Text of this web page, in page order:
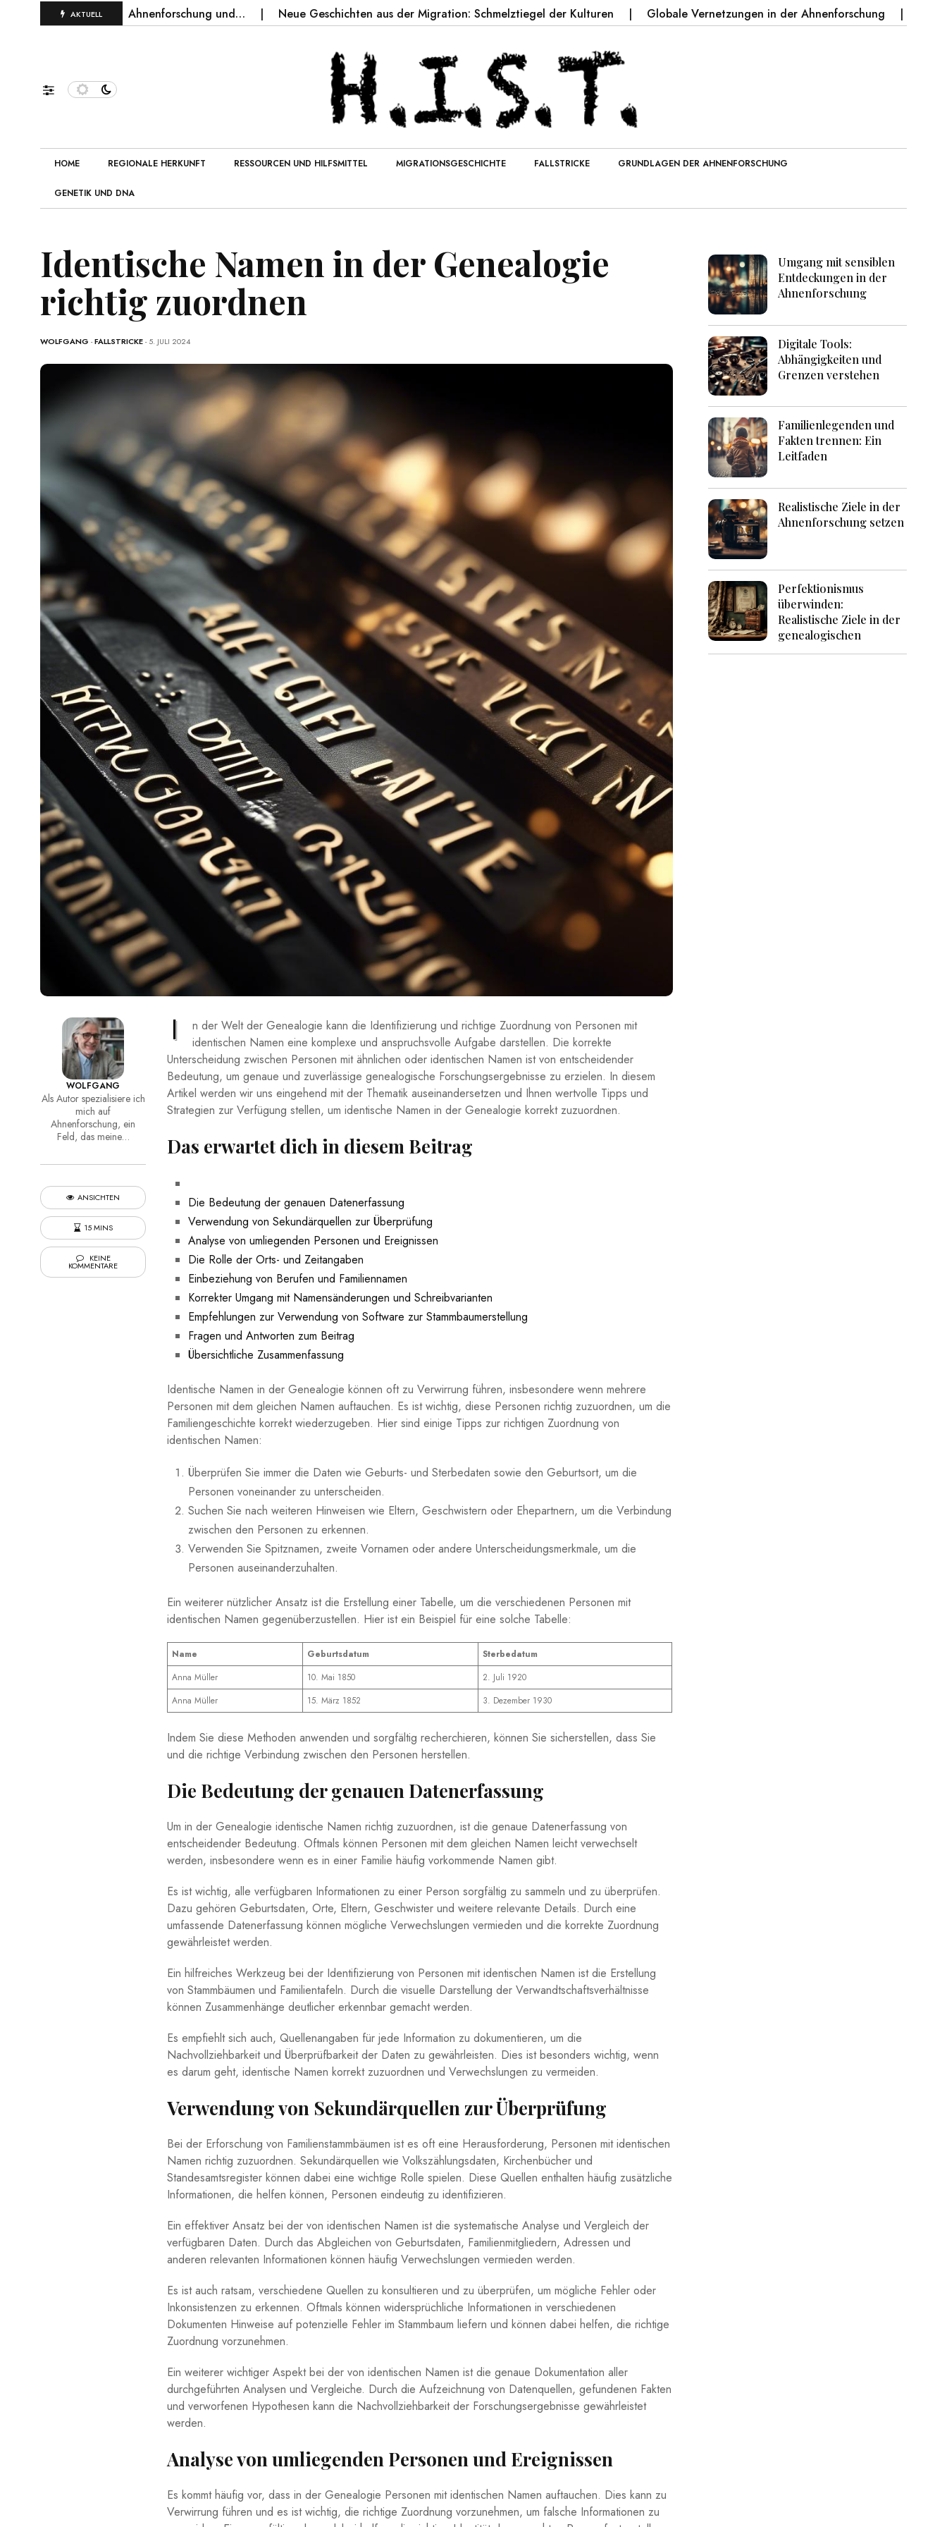
AKTUELL
Geschichte, Ahnenforschung und… Neue Geschichten aus der Migration: Schmelztiegel der Kulturen Globale Vernetzungen in der Ahnenforschung Geschichten
HOME REGIONALE HERKUNFT RESSOURCEN UND HILFSMITTEL MIGRATIONSGESCHICHTE FALLSTRICKE GRUNDLAGEN DER AHNENFORSCHUNG
GENETIK UND DNA
Identische Namen in der Genealogie
richtig zuordnen
WOLFGANG -FALLSTRICKE- 5. JULI 2024
WOLFGANG
Als Autor spezialisiere ich
mich auf
Ahnenforschung, ein
Feld, das meine…
ANSICHTEN
15 MINS
KEINE
KOMMENTARE
I
n der⁢ Welt der⁤ Genealogie kann die Identifizierung und richtige ​Zuordnung‍ von Personen⁤ mit
identischen Namen⁣ eine komplexe und anspruchsvolle‌ Aufgabe darstellen. Die korrekte⁣
Unterscheidung zwischen ‍Personen ⁤mit ähnlichen oder ‌identischen ‌Namen ​ist von entscheidender
Bedeutung, ‍um genaue und zuverlässige‌ genealogische Forschungsergebnisse zu erzielen. In diesem
Artikel werden​ wir uns eingehend mit der Thematik ​auseinandersetzen und Ihnen wertvolle ‌Tipps ⁤und
Strategien‍ zur Verfügung stellen, um identische⁣ Namen in der Genealogie korrekt zuzuordnen.
Das ​erwartet⁣ dich in diesem Beitrag
Die Bedeutung der genauen Datenerfassung
Verwendung von⁢ Sekundärquellen ⁣zur⁢ Überprüfung
Analyse von​ umliegenden⁣ Personen und Ereignissen
Die Rolle der ‌Orts- ‍und Zeitangaben
Einbeziehung‍ von Berufen und Familiennamen
Korrekter⁣ Umgang ​mit Namensänderungen⁣ und Schreibvarianten
Empfehlungen‌ zur Verwendung von Software⁤ zur⁢ Stammbaumerstellung
Fragen und Antworten‍ zum Beitrag
Übersichtliche Zusammenfassung
Identische Namen ⁢in der⁤ Genealogie können oft zu Verwirrung⁤ führen, ⁢insbesondere wenn mehrere
Personen mit ‌dem gleichen Namen auftauchen. Es ist wichtig, diese Personen​ richtig‍ zuzuordnen, um die
Familiengeschichte korrekt wiederzugeben. Hier sind einige ‍Tipps zur richtigen Zuordnung von
identischen Namen:
Überprüfen Sie immer die ⁢Daten wie Geburts- und ⁢Sterbedaten sowie ⁢den ‌Geburtsort, um die
Personen ‌voneinander zu unterscheiden.
Suchen Sie nach⁣ weiteren Hinweisen ​wie Eltern, Geschwistern oder‌ Ehepartnern, um die Verbindung
zwischen den Personen zu erkennen.
Verwenden Sie Spitznamen, ⁤zweite⁢ Vornamen oder andere Unterscheidungsmerkmale, um die
Personen auseinanderzuhalten.
Ein weiterer​ nützlicher Ansatz⁤ ist die Erstellung einer⁤ Tabelle, um die verschiedenen⁢ Personen‌ mit​
identischen Namen⁤ gegenüberzustellen. Hier ist‍ ein⁤ Beispiel für eine solche⁤ Tabelle:
Name Geburtsdatum
Sterbedatum
Anna Müller
10.‌ Mai 1850
2. Juli ⁢1920
Anna Müller
15. März 1852 3. Dezember 1930
Indem Sie diese ⁣Methoden anwenden und sorgfältig ‍recherchieren, ⁢können‍ Sie sicherstellen, dass Sie
und die richtige ⁤Verbindung zwischen⁣ den Personen herstellen.
Die Bedeutung der genauen Datenerfassung
Um in der Genealogie identische Namen richtig zuzuordnen, ‍ist die genaue ⁤Datenerfassung von
entscheidender Bedeutung. Oftmals⁣ können⁤ Personen mit dem gleichen Namen leicht verwechselt
werden, insbesondere ‌wenn es in⁢ einer Familie häufig vorkommende Namen gibt.
Es⁤ ist wichtig, ‍alle verfügbaren Informationen zu einer Person⁣ sorgfältig zu sammeln ‍und ⁣zu überprüfen.⁤
Dazu gehören‍ Geburtsdaten, ⁣Orte, ‌Eltern, Geschwister⁤ und ‍weitere relevante Details. ‍Durch eine ​
umfassende‍ Datenerfassung⁤ können mögliche Verwechslungen ⁢vermieden und die korrekte Zuordnung
gewährleistet werden.
Ein hilfreiches Werkzeug ​bei der Identifizierung von⁣ Personen mit‍ identischen Namen ist die Erstellung
⁣von Stammbäumen und Familientafeln. ⁣Durch die visuelle Darstellung der Verwandtschaftsverhältnisse
können Zusammenhänge deutlicher⁣ erkennbar gemacht werden.
Es empfiehlt sich auch, Quellenangaben für jede ‌Information ‍zu dokumentieren, ⁢um ​die ​
Nachvollziehbarkeit​ und Überprüfbarkeit der Daten zu gewährleisten.​ Dies ist besonders wichtig, ​wenn
es⁣ darum geht, identische Namen korrekt zuzuordnen und Verwechslungen zu vermeiden.
Verwendung von Sekundärquellen ⁣zur Überprüfung
Bei der Erforschung von ⁤Familienstammbäumen ist es oft eine Herausforderung, Personen⁣ mit ‍identischen⁣
Namen richtig zuzuordnen.⁢ Sekundärquellen ⁣wie Volkszählungsdaten,​ Kirchenbücher und
Standesamtsregister können dabei ⁢eine wichtige Rolle spielen. ⁤Diese Quellen ‍enthalten häufig zusätzliche
‌Informationen, die ​helfen ⁤können,⁤ Personen eindeutig zu identifizieren.
Ein effektiver Ansatz bei der von identischen Namen ist die‍ systematische Analyse ‌und Vergleich der​
verfügbaren ⁤Daten. Durch das Abgleichen von Geburtsdaten,‌ Familienmitgliedern, Adressen und⁢
anderen relevanten Informationen können häufig Verwechslungen vermieden werden.
Es ⁢ist auch ratsam, verschiedene Quellen zu konsultieren und zu⁤ überprüfen,⁢ um ‍mögliche Fehler oder
‌Inkonsistenzen zu erkennen. Oftmals können widersprüchliche Informationen⁤ in‍ verschiedenen
Dokumenten ⁣Hinweise ⁣auf potenzielle Fehler⁤ im Stammbaum liefern und können dabei helfen,​ die ⁤richtige
⁢Zuordnung vorzunehmen.
Ein weiterer wichtiger ⁣Aspekt bei der von identischen​ Namen ist die ⁢genaue Dokumentation aller
durchgeführten‍ Analysen​ und⁣ Vergleiche. Durch​ die ⁣Aufzeichnung von ‍Datenquellen, ⁤gefundenen Fakten
und ‍verworfenen‌ Hypothesen​ kann​ die Nachvollziehbarkeit der Forschungsergebnisse gewährleistet
werden.
Analyse von ⁢umliegenden Personen und ⁤Ereignissen
Es kommt häufig vor, dass in der Genealogie Personen⁤ mit⁤ identischen Namen auftauchen. Dies kann zu
Verwirrung führen und es‍ ist‌ wichtig,‌ die ​richtige Zuordnung vorzunehmen, um falsche Informationen ⁢zu
Umgang mit sensiblen
Entdeckungen in der
Ahnenforschung
Digitale Tools:
Abhängigkeiten und
Grenzen verstehen
Familienlegenden und
Fakten trennen: Ein
Leitfaden
Realistische Ziele in der
Ahnenforschung setzen
Perfektionismus
überwinden:
Realistische Ziele in der
genealogischen